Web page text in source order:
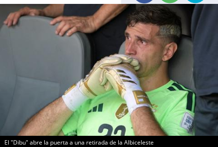
El "Dibu" abre la puerta a una retirada de la Albiceleste